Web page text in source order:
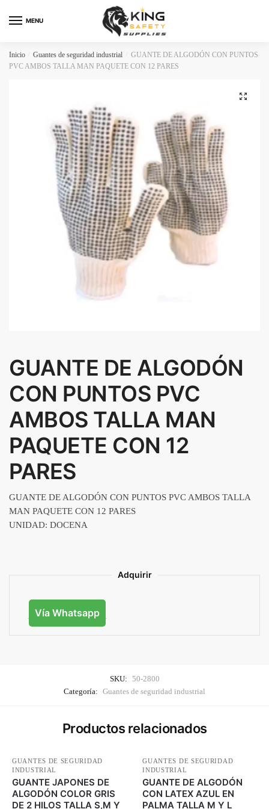
MENU
Inicio Guantes de seguridad industrial
GUANTE DE ALGODÓN CON PUNTOS
PVC AMBOS TALLA MAN PAQUETE CON 12 PARES
🔍
GUANTE DE ALGODÓN
CON PUNTOS PVC
AMBOS TALLA MAN
PAQUETE CON 12
PARES
GUANTE DE ALGODÓN CON PUNTOS PVC AMBOS TALLA
MAN PAQUETE CON 12 PARES
UNIDAD: DOCENA
Adquirir
Vía Whatsapp
SKU: 50-2800
Categoría: Guantes de seguridad industrial
Productos relacionados
GUANTES DE SEGURIDAD
INDUSTRIAL
GUANTE JAPONES DE
ALGODÓN COLOR GRIS
DE 2 HILOS TALLA S,M Y
GUANTES DE SEGURIDAD
INDUSTRIAL
GUANTE DE ALGODÓN
CON LATEX AZUL EN
PALMA TALLA M Y L